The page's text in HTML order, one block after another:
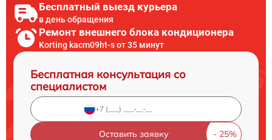
Бесплатный выезд курьера
в день обращения
Ремонт внешнего блока кондиционера
Korting kacm09ht-s от 35 минут
Бесплатная консультация со
специалистом
Оставить заявку